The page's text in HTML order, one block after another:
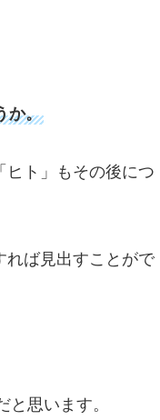
か。
ヒト」もその後につ
れば見出すことがで
と思います。